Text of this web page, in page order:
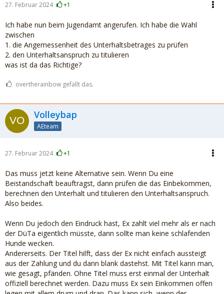
27. Februar 2024 +1
Ich habe nun beim Jugendamt angerufen. Ich habe die Wahl
zwischen
1. die Angemessenheit des Unterhaltsbetrages zu prüfen
2. den Unterhaltsanspruch zu titulieren
was ist da das Richtige?
overtherainbow gefällt das.
Volleybap
AEteam
27. Februar 2024 +1
Das muss jetzt keine Alternative sein. Wenn Du eine
Beistandschaft beauftragst, dann prüfen die das Einbekommen,
berechnen den Unterhalt und titulieren den Unterhaltsanspruch.
Also beides.
Wenn Du jedoch den Eindruck hast, Ex zahlt viel mehr als er nach
der DüTa eigentlich müsste, dann sollte man keine schlafenden
Hunde wecken.
Andererseits. Der Titel hilft, dass der Ex nicht einfach aussteigt
aus der Zahlung und du dann blank dastehst. Mit Titel kann man,
wie gesagt, pfänden. Ohne Titel muss erst einmal der Unterhalt
offiziell berechnet werden. Dazu muss Ex sein Einkommen offen